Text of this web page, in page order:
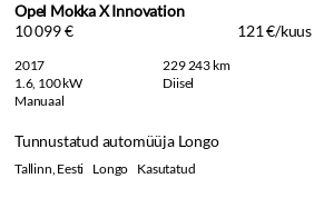
Opel Mokka X Innovation
10 099 €
121 €/kuus
2017
229 243 km
1.6, 100 kW
Diisel
Manuaal
Tunnustatud automüüja Longo
Tallinn, Eesti Longo Kasutatud